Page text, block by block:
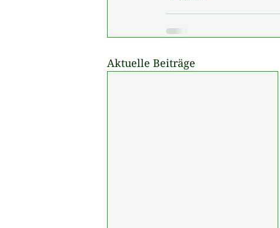
Aktuelle Beiträge